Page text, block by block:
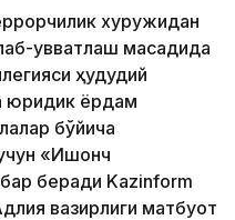
хуружидан
қувватлаш мақсадида
ҳудудий
юридик ёрдам
бўйича
«Ишонч
беради Kazinform
вазирлиги матбуот